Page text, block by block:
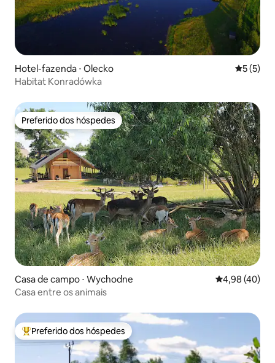
Hotel-fazenda ⋅ Olecko 5 de
5 (5)
Habitat Konradówka
Preferido dos hóspedes
Preferido dos hóspedes
Casa de campo ⋅ Wychodne 4,98 de uma
4,98 (40)
Casa entre os animais
Entre os melhores preferidos dos hóspedes
Preferido dos hóspedes